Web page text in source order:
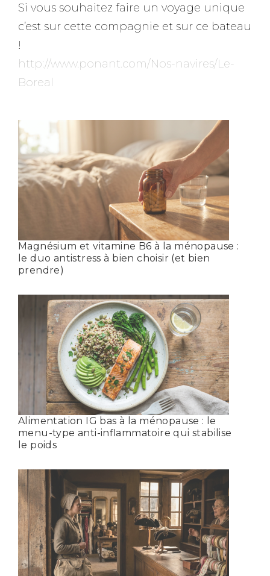
Si vous souhaitez faire un voyage unique
c’est sur cette compagnie et sur ce bateau
!
http://www.ponant.com/Nos-navires/Le-
Boreal
Magnésium et vitamine B6 à la ménopause :
le duo antistress à bien choisir (et bien
prendre)
Alimentation IG bas à la ménopause : le
menu-type anti-inflammatoire qui stabilise
le poids